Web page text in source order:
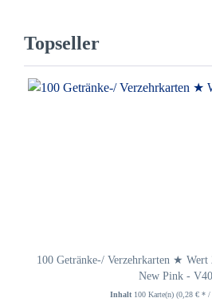
Topseller
100 Getränke-/ Verzehrkarten ★
New Pink -
Inhalt 100 Karte(n) (0,28 € * /